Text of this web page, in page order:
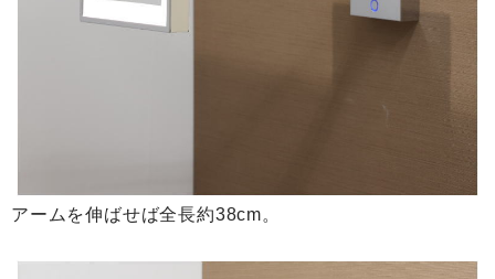
アームを伸ばせば全長約38cm。